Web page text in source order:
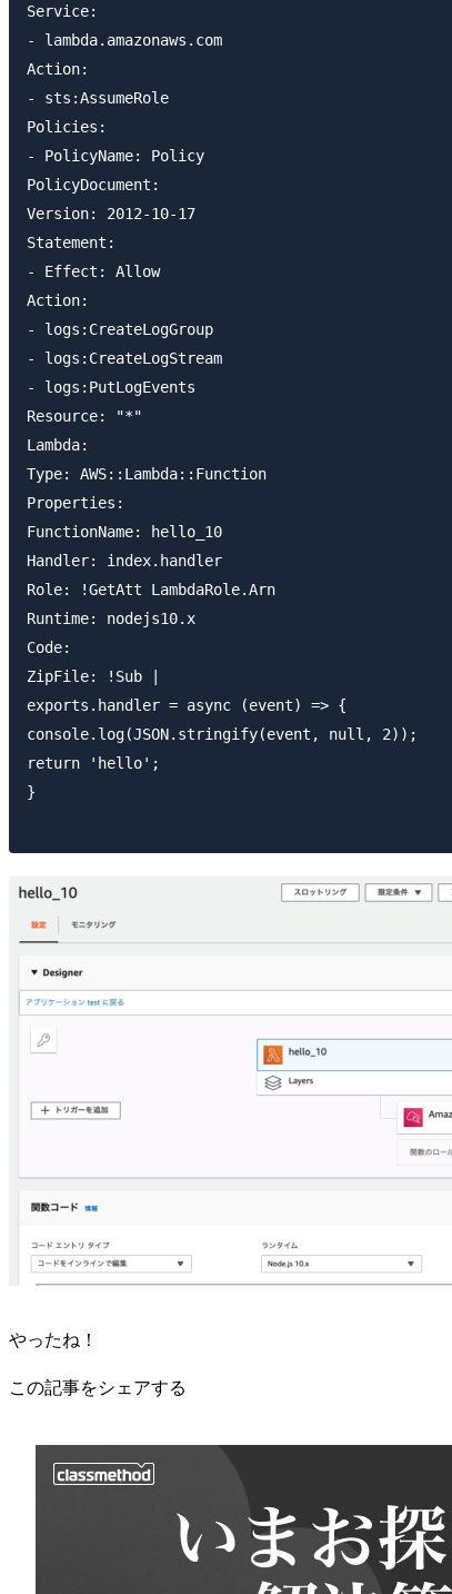
Service:
- lambda.amazonaws.com
Action:
- sts:AssumeRole
Policies:
- PolicyName: Policy
PolicyDocument:
Version: 2012-10-17
Statement:
- Effect: Allow
Action:
- logs:CreateLogGroup
- logs:CreateLogStream
- logs:PutLogEvents
Resource: "*"
Lambda:
Type: AWS::Lambda::Function
Properties:
FunctionName: hello_10
Handler: index.handler
Role: !GetAtt LambdaRole.Arn
Runtime: nodejs10.x
Code:
ZipFile: !Sub |
exports.handler = async (event) => {
console.log(JSON.stringify(event, null, 2));
return 'hello';
}
やったね！
この記事をシェアする